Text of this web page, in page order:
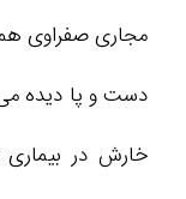
مجاری صفراوی
دست و پا دیده
خارش در